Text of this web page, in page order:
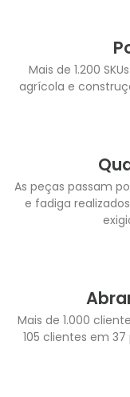
Mais de 1.200
agrícola e
As peças passam
e fadiga
Mais de 1.000
105 clientes em